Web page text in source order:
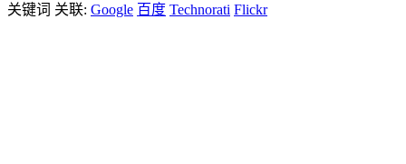
关键词 关联: Google 百度 Technorati Flickr